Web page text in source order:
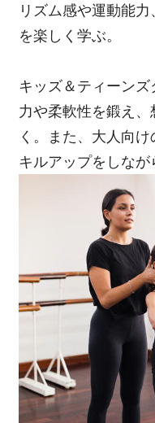
リズム感や運動能
を楽しく学ぶ。
キッズ＆ティーン
力や柔軟性を鍛え
く。また、大人向
キルアップをしなが